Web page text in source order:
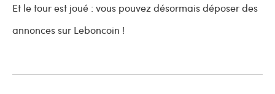
Et le tour est joué : vous pouvez désormais déposer des
annonces sur Leboncoin !